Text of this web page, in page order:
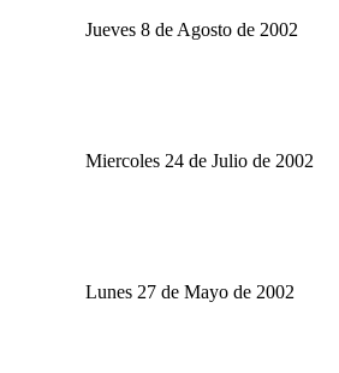
Jueves 8 de Agosto de 2002
Miercoles 24 de Julio de 2002
Lunes 27 de Mayo de 2002